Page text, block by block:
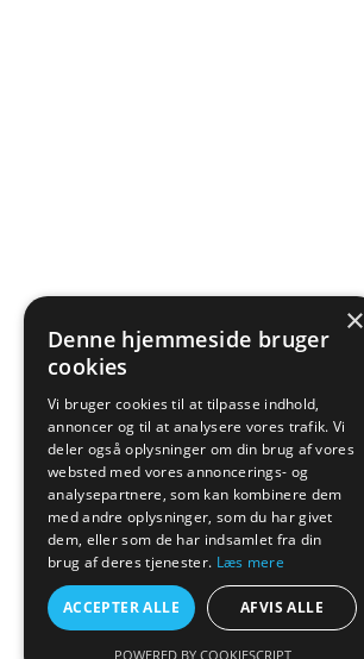
×
Denne hjemmeside bruger
cookies
Vi bruger cookies til at tilpasse indhold,
annoncer og til at analysere vores trafik. Vi
deler også oplysninger om din brug af vores
websted med vores annoncerings- og
analysepartnere, som kan kombinere dem
med andre oplysninger, som du har givet
dem, eller som de har indsamlet fra din
brug af deres tjenester. Læs mere
ACCEPTER ALLE AFVIS ALLE
POWERED BY COOKIESCRIPT